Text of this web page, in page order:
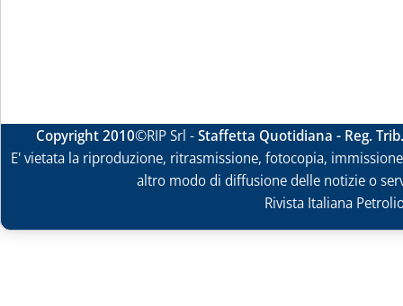
Copyright 2010©RIP Srl -Staffetta Quotidiana - Reg.
E' vietata la riproduzione, ritrasmissione, fotocopia,
altro modo di diffusione delle notizie o
Rivista Italiana